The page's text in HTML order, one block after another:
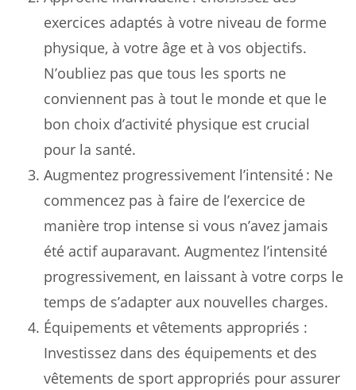
exercices adaptés à votre niveau de forme
physique, à votre âge et à vos objectifs.
N’oubliez pas que tous les sports ne
conviennent pas à tout le monde et que le
bon choix d’activité physique est crucial
pour la santé.
Augmentez progressivement l’intensité : Ne
commencez pas à faire de l’exercice de
manière trop intense si vous n’avez jamais
été actif auparavant. Augmentez l’intensité
progressivement, en laissant à votre corps le
temps de s’adapter aux nouvelles charges.
Équipements et vêtements appropriés :
Investissez dans des équipements et des
vêtements de sport appropriés pour assurer